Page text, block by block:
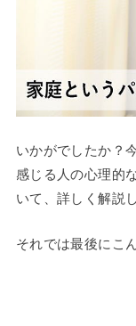
いかがでしたか？
感じる人の心理的
いて、詳しく解説
それでは最後にこ